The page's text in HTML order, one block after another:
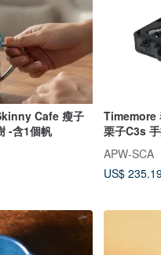
Cafe 瘦子
-含1個帆
Timemore
栗子C3s
APW-SCA
US$